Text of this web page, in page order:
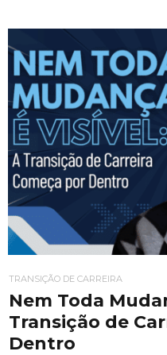
TRANSIÇÃO DE CARREIRA
Nem Toda
Transição de
Dentro